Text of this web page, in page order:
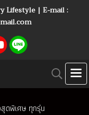
Lifestyle | E-mail :
ดพิเศษ ทุกรุ่น